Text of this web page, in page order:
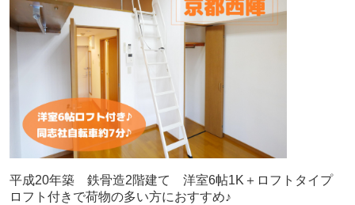
平成20年築 鉄骨造2階建て 洋室6帖1K＋ロフトタイプ
ロフト付きで荷物の多い方におすすめ♪